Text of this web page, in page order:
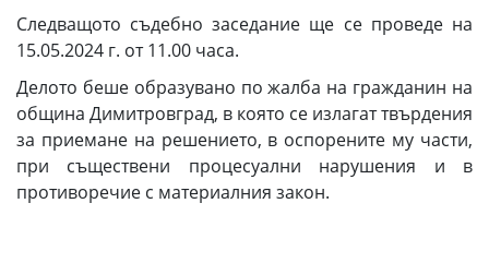
Следващото съдебно заседание ще се проведе на
15.05.2024 г. от 11.00 часа.
Делото беше образувано по жалба на гражданин на
община Димитровград, в която се излагат твърдения
за приемане на решението, в оспорените му части,
при съществени процесуални нарушения и в
противоречие с материалния закон.